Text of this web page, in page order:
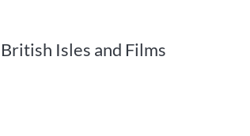
Isles and Films